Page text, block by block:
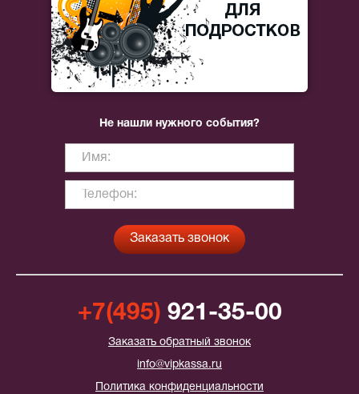
Не нашли нужного события?
+7(495) 921-35-00
Заказать обратный звонок
info@vipkassa.ru
Политика конфиденциальности